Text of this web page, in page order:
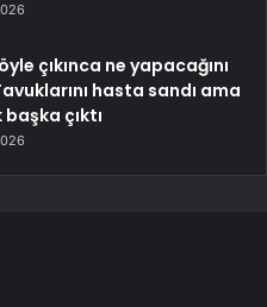
çıkınca ne yapacağını
hasta sandı ama
çıktı